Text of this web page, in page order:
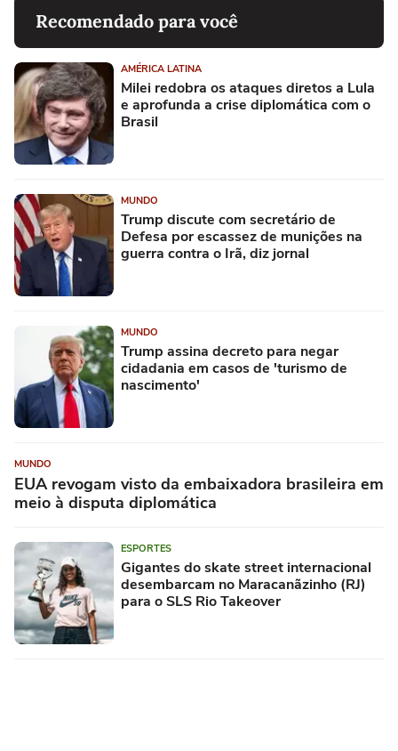
Recomendado para você
AMÉRICA LATINA
Milei redobra os ataques diretos a Lula
e aprofunda a crise diplomática com o
Brasil
MUNDO
Trump discute com secretário de
Defesa por escassez de munições na
guerra contra o Irã, diz jornal
MUNDO
Trump assina decreto para negar
cidadania em casos de 'turismo de
nascimento'
MUNDO
EUA revogam visto da embaixadora brasileira em
meio à disputa diplomática
ESPORTES
Gigantes do skate street internacional
desembarcam no Maracanãzinho (RJ)
para o SLS Rio Takeover